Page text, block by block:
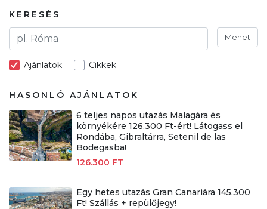
KERESÉS
Mehet
Ajánlatok Cikkek
HASONLÓ AJÁNLATOK
6 teljes napos utazás Malagára és
környékére 126.300 Ft-ért! Látogass el
Rondába, Gibraltárra, Setenil de las
Bodegasba!
126.300 FT
Egy hetes utazás Gran Canariára 145.300
Ft! Szállás + repülőjegy!